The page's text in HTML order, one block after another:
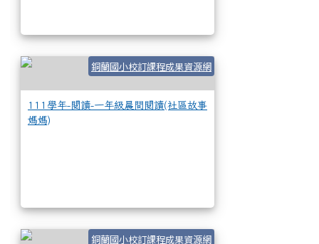
銅蘭國小校訂課程成果資源網
111學年-閱讀-一年級晨間閱讀(社區故事
媽媽)
銅蘭國小校訂課程成果資源網